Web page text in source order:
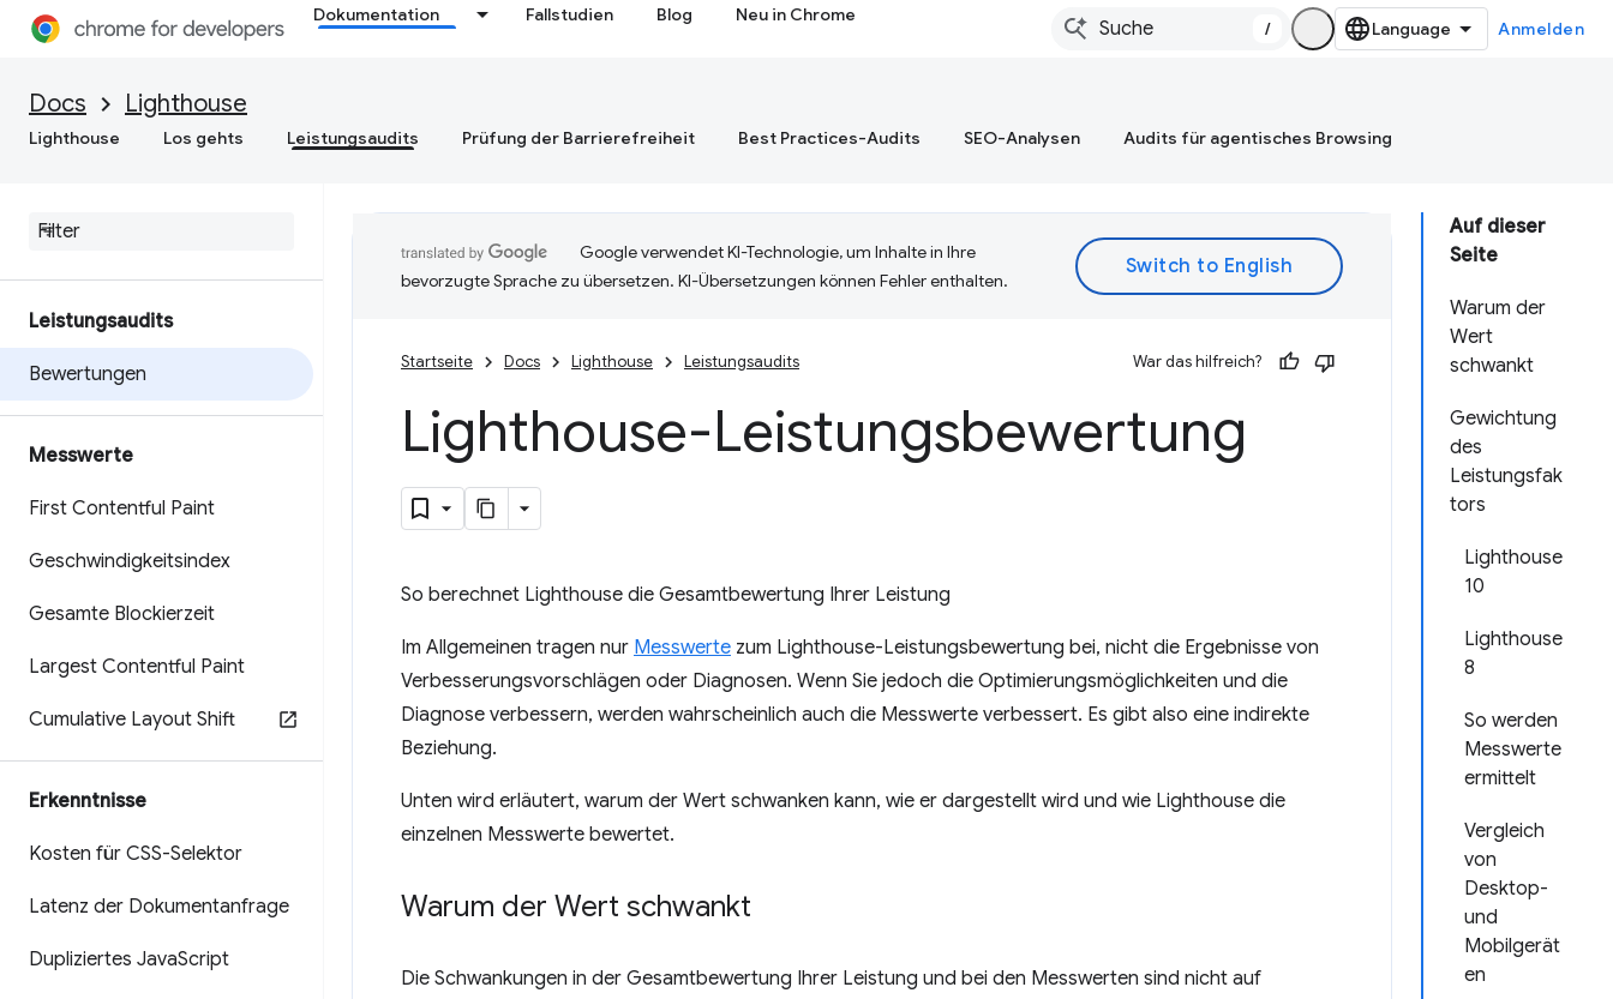
Dokumentation Fallstudien Blog Neu in Chrome
/ Anmelden
Docs Lighthouse
Lighthouse Los gehts Leistungsaudits Prüfung der Barrierefreiheit Best Practices-Audits SEO-Analysen Audits für agentisches Browsing
Leistungsaudits
Bewertungen
Messwerte
First Contentful Paint
Geschwindigkeitsindex
Gesamte Blockierzeit
Largest Contentful Paint
Cumulative Layout Shift
Erkenntnisse
Kosten für CSS-Selektor
Latenz der Dokumentanfrage
Dupliziertes JavaScript
Auf dieser
Seite
Warum der
Wert
schwankt
Gewichtung
des
Leistungsfak
tors
Lighthouse
10
Lighthouse
8
So werden
Messwerte
ermittelt
Vergleich
von
Desktop-
und
Mobilgerät
en
Google verwendet KI-Technologie, um Inhalte in Ihre
bevorzugte Sprache zu übersetzen. KI-Übersetzungen können Fehler enthalten.
Startseite Docs Lighthouse Leistungsaudits War das hilfreich?
Lighthouse-Leistungsbewertung
So berechnet Lighthouse die Gesamtbewertung Ihrer Leistung
Im Allgemeinen tragen nur Messwerte zum Lighthouse-Leistungsbewertung bei, nicht die Ergebnisse von
Verbesserungsvorschlägen oder Diagnosen. Wenn Sie jedoch die Optimierungsmöglichkeiten und die
Diagnose verbessern, werden wahrscheinlich auch die Messwerte verbessert. Es gibt also eine indirekte
Beziehung.
Unten wird erläutert, warum der Wert schwanken kann, wie er dargestellt wird und wie Lighthouse die
einzelnen Messwerte bewertet.
Warum der Wert schwankt
Die Schwankungen in der Gesamtbewertung Ihrer Leistung und bei den Messwerten sind nicht auf